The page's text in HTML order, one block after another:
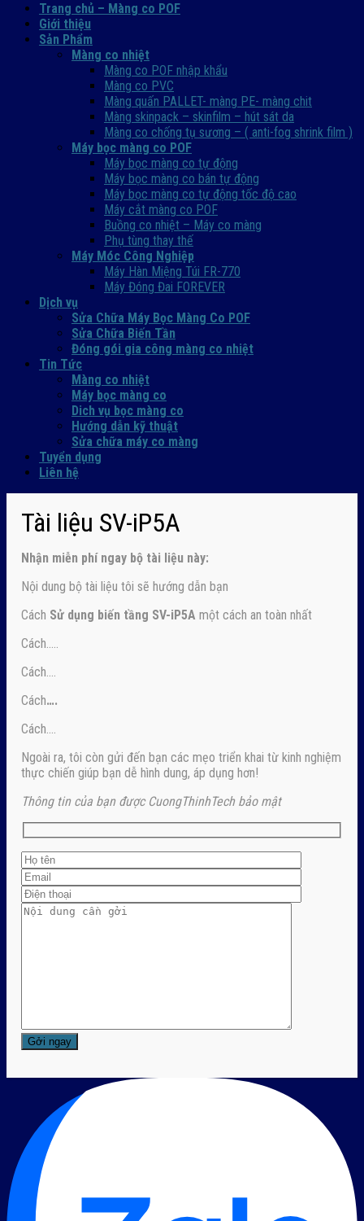
Trang chủ – Màng co POF
Giới thiệu
Sản Phẩm
Màng co nhiệt
Màng co POF nhập khẩu
Màng co PVC
Màng quấn PALLET- màng PE- màng chit
Màng skinpack – skinfilm – hút sát da
Màng co chống tụ sương – ( anti-fog shrink film )
Máy bọc màng co POF
Máy bọc màng co tự động
Máy bọc màng co bán tự động
Máy bọc màng co tự động tốc độ cao
Máy cắt màng co POF
Buồng co nhiệt – Máy co màng
Phụ tùng thay thế
Máy Móc Công Nghiệp
Máy Hàn Miệng Túi FR-770
Máy Đóng Đai FOREVER
Dịch vụ
Sửa Chữa Máy Bọc Màng Co POF
Sửa Chữa Biến Tần
Đóng gói gia công màng co nhiệt
Tin Tức
Màng co nhiệt
Máy bọc màng co
Dich vụ bọc màng co
Hướng dẫn kỹ thuật
Sửa chữa máy co màng
Tuyển dụng
Liên hệ
Tài liệu SV-iP5A
Nhận miễn phí ngay bộ tài liệu này:
Nội dung bộ tài liệu tôi sẽ hướng dẫn bạn
Cách Sử dụng biến tầng SV-iP5A một cách an toàn nhất
Cách…..
Cách….
Cách….
Cách….
Ngoài ra, tôi còn gửi đến bạn các mẹo triển khai từ kinh nghiệm
thực chiến giúp bạn dễ hình dung, áp dụng hơn!
Thông tin của bạn được CuongThinhTech bảo mật